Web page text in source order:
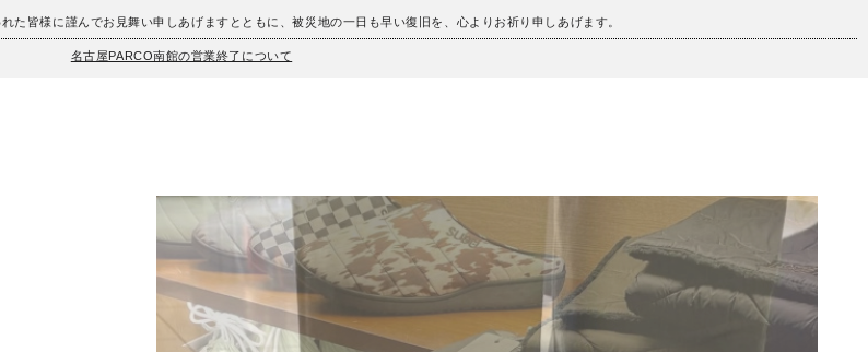
た皆様に謹んでお見舞い申しあげますとともに、被災地の一日も早い復旧を、心よりお祈り申しあげます。
名古屋PARCO南館の営業終了について